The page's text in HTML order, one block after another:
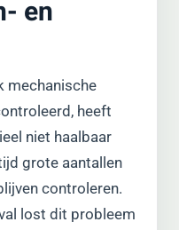
en
mechanische
heeft
niet haalbaar
grote aantallen
controleren.
lost dit probleem